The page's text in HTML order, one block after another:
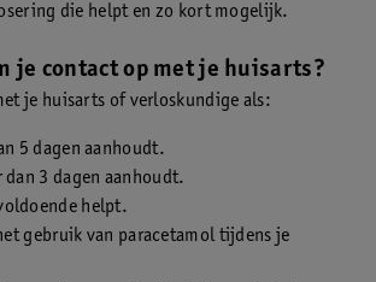
die helpt en zo kort mogelijk.
je contact op met je huisarts?
je huisarts of verloskundige als:
5 dagen aanhoudt.
dan 3 dagen aanhoudt.
helpt.
gebruik van paracetamol tijdens je